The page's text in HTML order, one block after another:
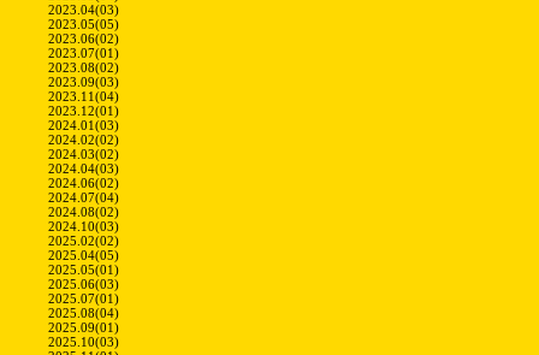
2023.04(03)
2023.05(05)
2023.06(02)
2023.07(01)
2023.08(02)
2023.09(03)
2023.11(04)
2023.12(01)
2024.01(03)
2024.02(02)
2024.03(02)
2024.04(03)
2024.06(02)
2024.07(04)
2024.08(02)
2024.10(03)
2025.02(02)
2025.04(05)
2025.05(01)
2025.06(03)
2025.07(01)
2025.08(04)
2025.09(01)
2025.10(03)